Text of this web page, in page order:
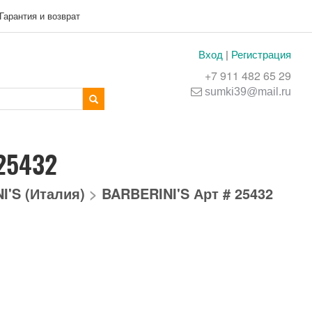
Гарантия и возврат
Вход | Регистрация
+7 911 482 65 29
sumki39@mail.ru
(Италия) > BARBERINI'S Арт # 25432